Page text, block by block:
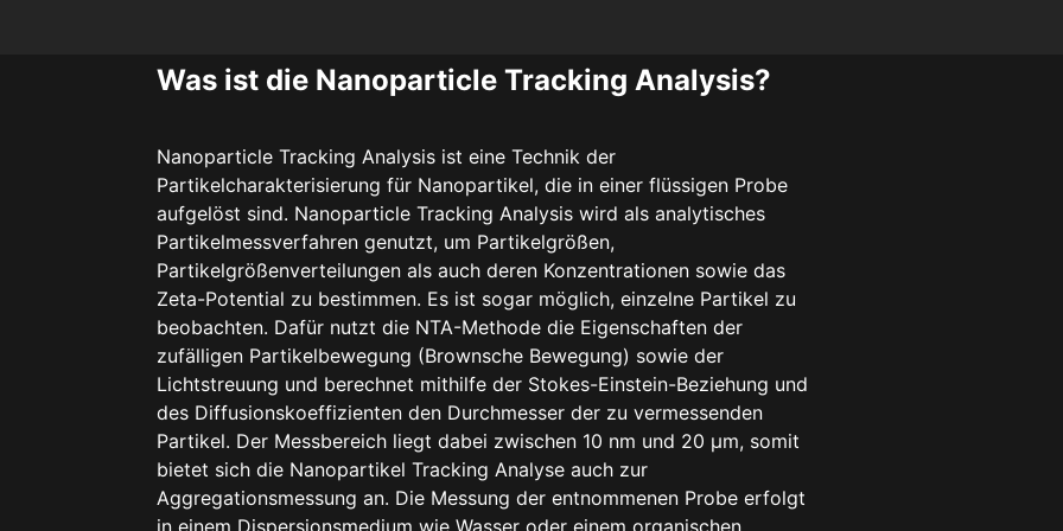
Was ist die Nanoparticle Tracking Analysis?
Nanoparticle Tracking Analysis ist eine Technik der
Partikelcharakterisierung für Nanopartikel, die in einer flüssigen Probe
aufgelöst sind. Nanoparticle Tracking Analysis wird als analytisches
Partikelmessverfahren genutzt, um Partikelgrößen,
Partikelgrößenverteilungen als auch deren Konzentrationen sowie das
Zeta-Potential zu bestimmen. Es ist sogar möglich, einzelne Partikel zu
beobachten. Dafür nutzt die NTA-Methode die Eigenschaften der
zufälligen Partikelbewegung (Brownsche Bewegung) sowie der
Lichtstreuung und berechnet mithilfe der Stokes-Einstein-Beziehung und
des Diffusionskoeffizienten den Durchmesser der zu vermessenden
Partikel. Der Messbereich liegt dabei zwischen 10 nm und 20 µm, somit
bietet sich die Nanopartikel Tracking Analyse auch zur
Aggregationsmessung an. Die Messung der entnommenen Probe erfolgt
in einem Dispersionsmedium wie Wasser oder einem organischen